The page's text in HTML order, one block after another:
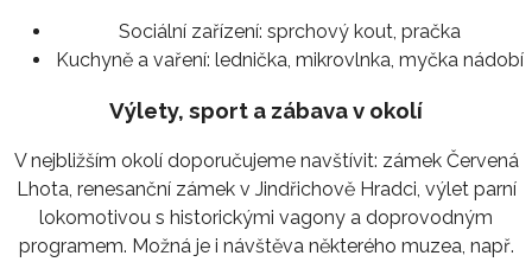
Sociální zařízení: sprchový kout, pračka
Kuchyně a vaření: lednička, mikrovlnka, myčka nádobí
Výlety, sport a zábava v okolí
V nejbližším okolí doporučujeme navštívit: zámek Červená
Lhota, renesanční zámek v Jindřichově Hradci, výlet parní
lokomotivou s historickými vagony a doprovodným
programem. Možná je i návštěva některého muzea, např.